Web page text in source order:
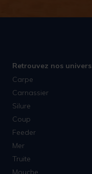
Retrouvez nos univers
Carpe
Carnassier
Silure
Coup
Feeder
Mer
Truite
Mouche